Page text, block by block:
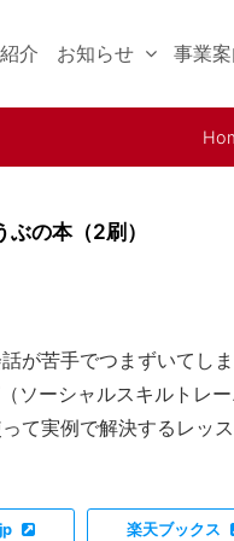
介 お知らせ 事業
の本（2刷）
が苦手でつまずいてし
ソーシャルスキルトレ
て実例で解決するレッ
楽天ブックス